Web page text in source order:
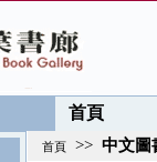
首頁
首頁 >> 中文圖